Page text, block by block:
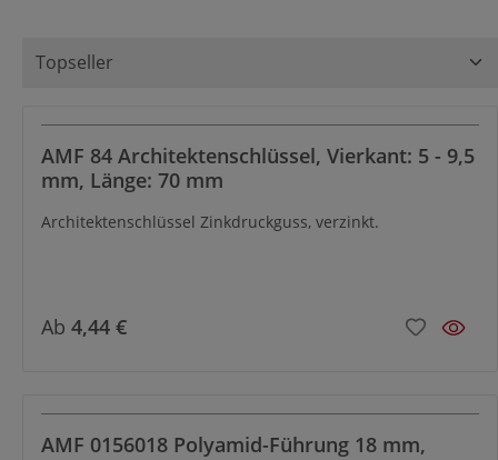
AMF 84 Architektenschlüssel, Vierkant: 5 - 9,5
mm, Länge: 70 mm
Architektenschlüssel Zinkdruckguss, verzinkt.
Ab 4,44 €
AMF 0156018 Polyamid-Führung 18 mm,